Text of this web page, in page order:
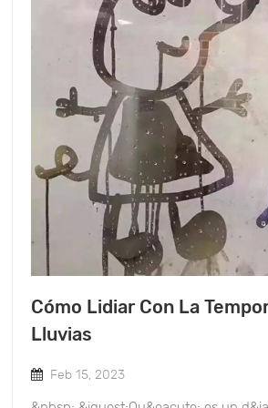
el tacto manual producirá calor, pero
mala calidad se siente menos obvio,
partículas son más.4. Prueba de tasa
humedad, si las condiciones lo
peso original del desecante, luego
ambiente húmedo, absorba la
natural durante 48 horas y luego
desecante de buena calidad
luego lo secará a menos de 105
pesará nuevamente después de tres
al peso original, prueba que el
el peso nominal de la industria y es
Cómo Lidiar Con La
Lluvias
Feb 15, 2023